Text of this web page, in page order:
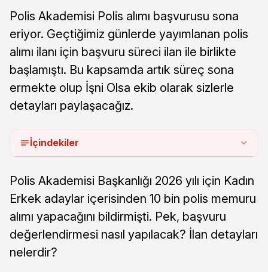
Polis Akademisi Polis alımı başvurusu sona
eriyor. Geçtiğimiz günlerde yayımlanan polis
alımı ilanı için başvuru süreci ilan ile birlikte
başlamıştı. Bu kapsamda artık süreç sona
ermekte olup İşni Olsa ekib olarak sizlerle
detayları paylaşacağız.
İçindekiler
Polis Akademisi Başkanlığı 2026 yılı için Kadın
Erkek adaylar içerisinden 10 bin polis memuru
alımı yapacağını bildirmişti. Pek, başvuru
değerlendirmesi nasıl yapılacak? İlan detayları
nelerdir?